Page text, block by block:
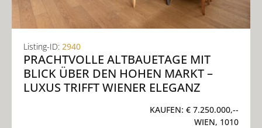
Listing-ID: 2940
PRACHTVOLLE ALTBAUETAGE MIT
BLICK ÜBER DEN HOHEN MARKT –
LUXUS TRIFFT WIENER ELEGANZ
KAUFEN: € 7.250.000,--
WIEN, 1010